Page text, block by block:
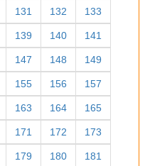
131 132 133
139 140 141
147 148 149
155 156 157
163 164 165
171 172 173
179 180 181